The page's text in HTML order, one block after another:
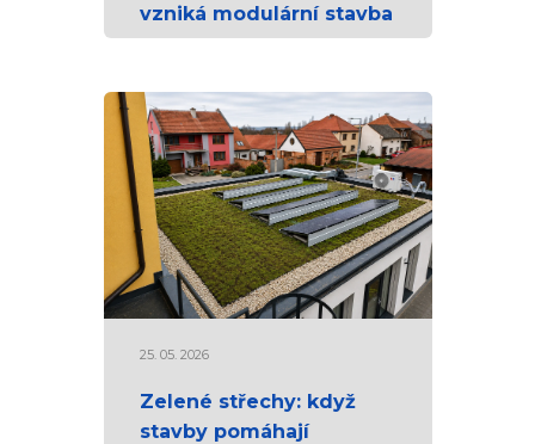
vzniká modulární stavba
25. 05. 2026
Zelené střechy: když
stavby pomáhají